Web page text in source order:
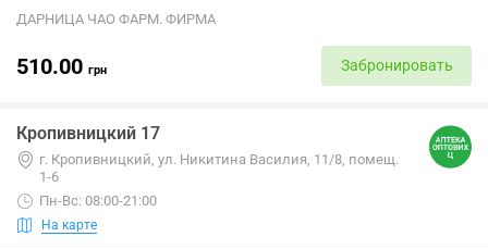
ДАРНИЦА ЧАО ФАРМ. ФИРМА
510.00 грн Забронировать
Кропивницкий 17
г. Кропивницкий, ул. Никитина Василия, 11/8, помещ.
1-6
Пн-Вс: 08:00-21:00
На карте